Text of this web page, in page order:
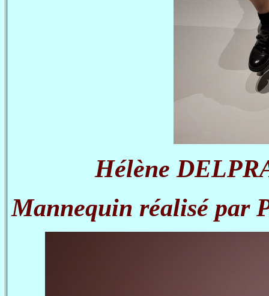
Hélène
Mannequin réalisé par